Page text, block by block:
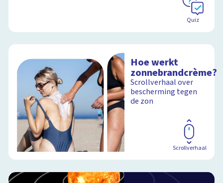
Quiz
Hoe werkt
zonnebrandcrème?
Scrollverhaal over
bescherming tegen
de zon
Scrollverhaal